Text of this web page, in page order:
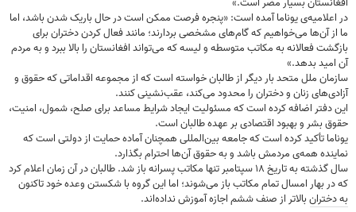
در اعلامیه‌ی یوناما آمده است: «پنجره فرصت ممکن است در حال باریک شدن باشد، اما
ما از آن‌ها می‌خواهیم که گام‌های مشخصی بردارند؛ مانند فعال کردن دختران برای
بازگشت فعالانه به مکاتب متوسطه و لیسه که می‌تواند افغانستان را بالا ببرد و به مردم
آن امید بدهد.»
سازمان ملل متحد بار دیگر از طالبان خواسته است که از مجموعه اقداماتی که حقوق و
آزادی‌های زنان و دختران را محدود می‌کند، عقب‌نشینی کنند.
این دفتر اضافه کرده است که مسئولیت ایجاد شرایط مساعد برای صلح، شمول، امنیت،
حقوق بشر و بهبود اقتصادی بر عهده طالبان است.
یوناما تأکید کرده است که جامعه بین‌المللی همچنان آماده حمایت از دولتی است که
نماینده همه‌ی مردمش باشد و به حقوق آن‌ها احترام بگذارد.
سال گذشته به تاریخ ۱۸ سپتامبر تنها مکاتب پسرانه باز شد. طالبان در آن زمان اعلام کرد
که در بهار امسال تمام مکاتب باز می‌شوند؛ اما این گروه با شکستن وعده خود تاکنون
به دختران بالاتر از صنف ششم اجازه آموزش نداده‌اند.